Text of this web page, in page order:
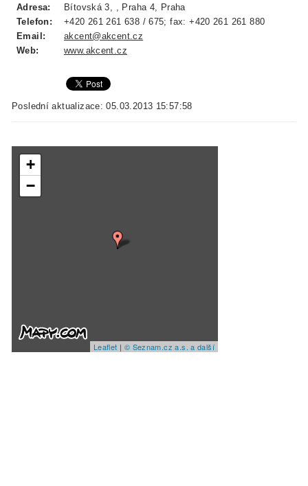
Adresa:
Bítovská 3, , Praha 4, Praha
Telefon:
+420 261 261 638 / 675; fax: +420 261 261 880
Email:
akcent@akcent.cz
Web:
www.akcent.cz
Poslední aktualizace: 05.03.2013 15:57:58
+
−
Leaflet | © Seznam.cz a.s. a další